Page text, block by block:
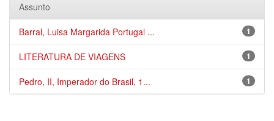
Assunto
1
Barral, Luisa Margarida Portugal ...
1
LITERATURA DE VIAGENS
1
Pedro, II, Imperador do Brasil, 1...